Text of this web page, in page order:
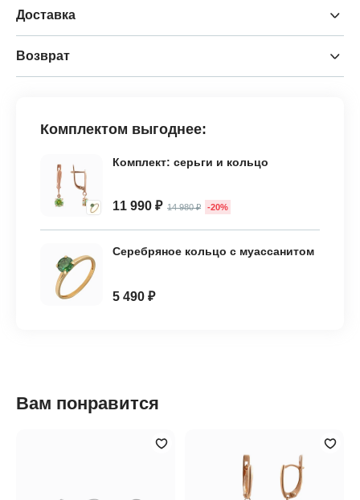
Доставка
Возврат
Комплектом выгоднее:
Комплект: серьги и кольцо
11 990 ₽ 14 980 ₽ -20%
Серебряное кольцо с муассанитом
5 490 ₽
Вам понравится